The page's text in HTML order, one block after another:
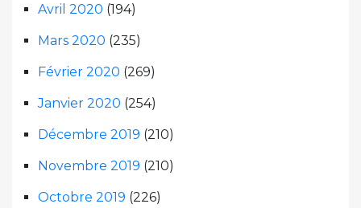
Avril 2020 (194)
Mars 2020 (235)
Février 2020 (269)
Janvier 2020 (254)
Décembre 2019 (210)
Novembre 2019 (210)
Octobre 2019 (226)